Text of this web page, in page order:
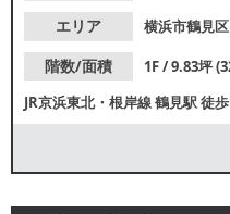
エリア
横浜市鶴見区
階数/面積
1F / 9.83坪
JR京浜東北・根岸線鶴見駅徒